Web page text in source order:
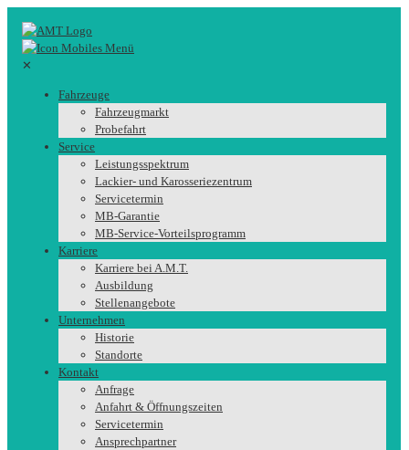
✕
Fahrzeuge
Fahrzeugmarkt
Probefahrt
Service
Leistungsspektrum
Lackier- und Karosseriezentrum
Servicetermin
MB-Garantie
MB-Service-Vorteilsprogramm
Karriere
Karriere bei A.M.T.
Ausbildung
Stellenangebote
Unternehmen
Historie
Standorte
Kontakt
Anfrage
Anfahrt & Öffnungszeiten
Servicetermin
Ansprechpartner